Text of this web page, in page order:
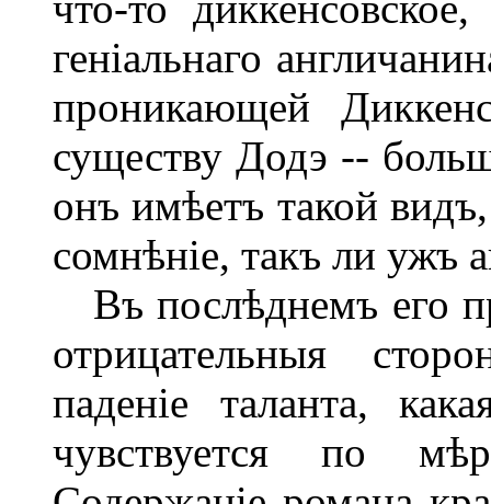
геніальнаго
проникающей
существу Додэ --
онъ имѣетъ такой
сомнѣніе, такъ ли ужъ
Въ послѣднемъ его
отрицательныя
паденіе таланта,
чувствуется по